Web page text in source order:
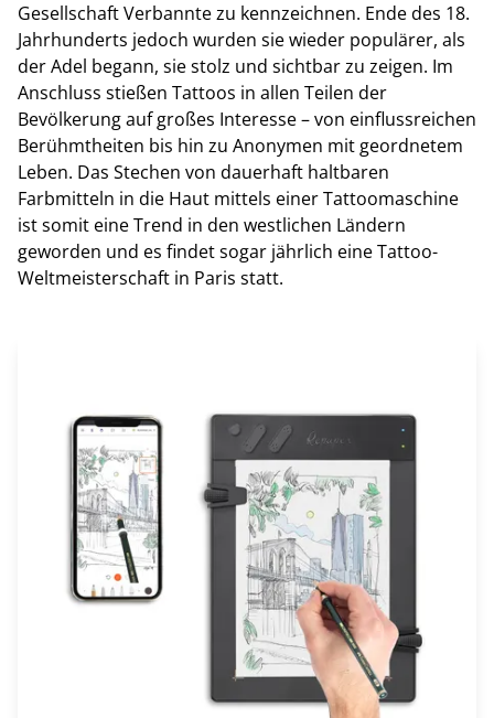
Gesellschaft Verbannte zu kennzeichnen. Ende des 18.
Jahrhunderts jedoch wurden sie wieder populärer, als
der Adel begann, sie stolz und sichtbar zu zeigen. Im
Anschluss stießen Tattoos in allen Teilen der
Bevölkerung auf großes Interesse – von einflussreichen
Berühmtheiten bis hin zu Anonymen mit geordnetem
Leben. Das Stechen von dauerhaft haltbaren
Farbmitteln in die Haut mittels einer Tattoomaschine
ist somit eine Trend in den westlichen Ländern
geworden und es findet sogar jährlich eine Tattoo-
Weltmeisterschaft in Paris statt.